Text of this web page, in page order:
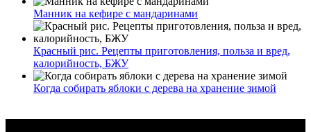
Манник на кефире с мандаринами
Красный рис. Рецепты приготовления, польза и вред,
калорийность, БЖУ
Когда собирать яблоки с дерева на хранение зимой